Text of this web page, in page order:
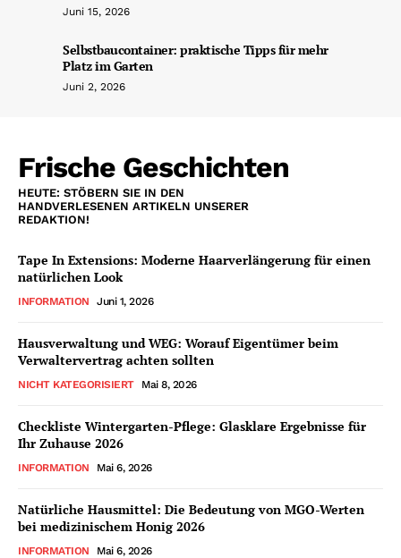
Juni 15, 2026
Selbstbaucontainer: praktische Tipps für mehr
Platz im Garten
Juni 2, 2026
Frische Geschichten
HEUTE: STÖBERN SIE IN DEN
HANDVERLESENEN ARTIKELN UNSERER
REDAKTION!
Tape In Extensions: Moderne Haarverlängerung für einen
natürlichen Look
INFORMATION Juni 1, 2026
Hausverwaltung und WEG: Worauf Eigentümer beim
Verwaltervertrag achten sollten
NICHT KATEGORISIERT Mai 8, 2026
Checkliste Wintergarten-Pflege: Glasklare Ergebnisse für
Ihr Zuhause 2026
INFORMATION Mai 6, 2026
Natürliche Hausmittel: Die Bedeutung von MGO-Werten
bei medizinischem Honig 2026
INFORMATION Mai 6, 2026